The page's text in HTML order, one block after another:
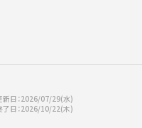
新日：2026/07/29(水)
了日：2026/10/22(木)